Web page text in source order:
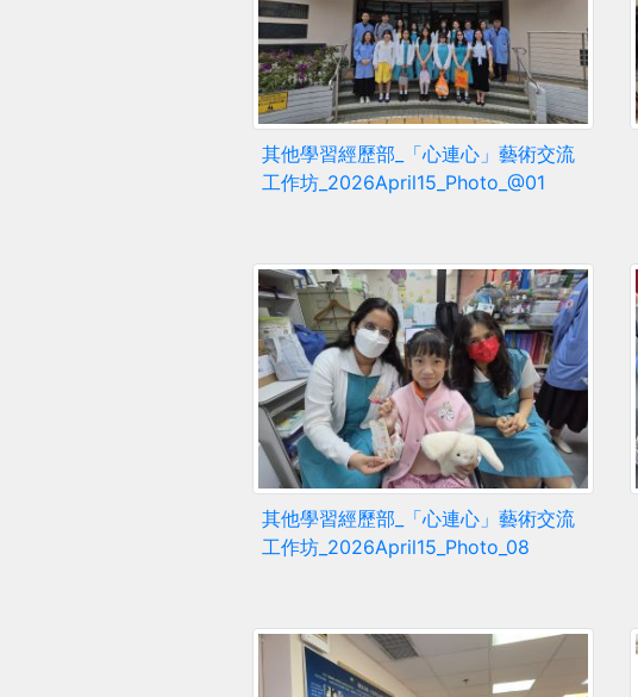
其他學習經歷部_「心連心」藝術交流
工作坊_2026April15_Photo_@01
其他學習經歷部_「心連心」藝術交流
工作坊_2026April15_Photo_08